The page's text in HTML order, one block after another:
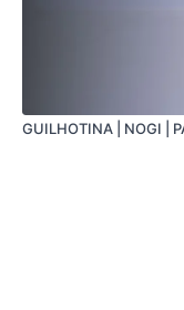
GUILHOTINA | NOGI |